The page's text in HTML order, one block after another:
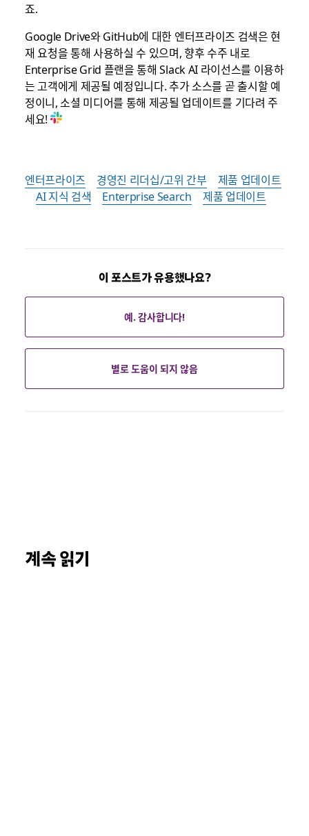
죠.
Google Drive와 GitHub에 대한 엔터프라이즈 검색은 현
재 요청을 통해 사용하실 수 있으며, 향후 수주 내로
Enterprise Grid 플랜을 통해 Slack AI 라이선스를 이용하
는 고객에게 제공될 예정입니다. 추가 소스를 곧 출시할 예
정이니, 소셜 미디어를 통해 제공될 업데이트를 기다려 주
세요!
엔터프라이즈 경영진 리더십/고위 간부
제품 업데이트
AI 지식 검색
Enterprise Search 제품 업데이트
이 포스트가 유용했나요?
예. 감사합니다!
별로 도움이 되지 않음
계속 읽기